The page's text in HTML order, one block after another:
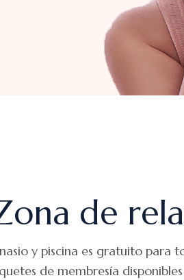
de
y piscina es gratuito para
de membresía